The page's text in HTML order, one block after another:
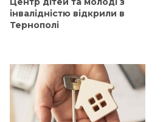
інвалідністю відкрили в
Тернополі